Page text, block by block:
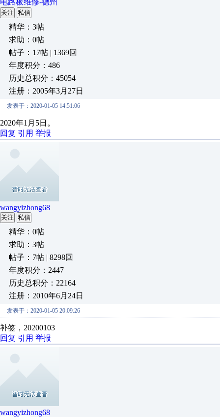
电路板维修-德州
关注 私信
精华：3帖
求助：0帖
帖子：17帖 | 1369回
年度积分：486
历史总积分：45054
注册：2005年3月27日
发表于：2020-01-05 14:51:06
2020年1月5日。
回复 引用 举报
wangyizhong68
关注 私信
精华：0帖
求助：3帖
帖子：7帖 | 8298回
年度积分：2447
历史总积分：22164
注册：2010年6月24日
发表于：2020-01-05 20:09:26
补签，20200103
回复 引用 举报
wangyizhong68